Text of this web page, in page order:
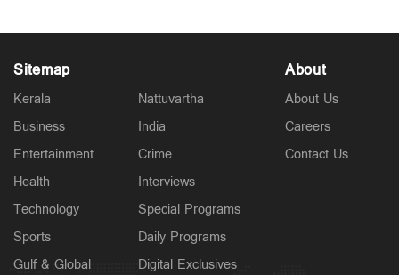
Sitemap
Kerala
Business
Entertainment
Health
Technology
Sports
Gulf & Global
Nattuvartha
India
Crime
Interviews
Special Programs
Daily Programs
Digital Exclusives
About
About Us
Careers
Contact Us